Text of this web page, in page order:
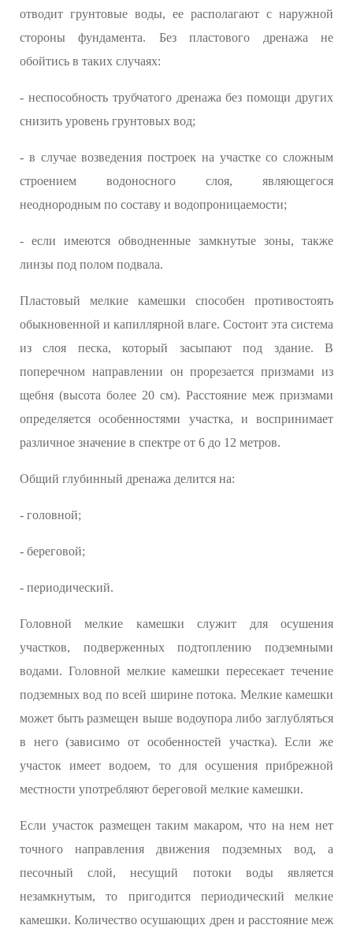
отводит грунтовые воды, ее располагают с наружной
стороны фундамента. Без пластового дренажа не
обойтись в таких случаях:
- неспособность трубчатого дренажа без помощи других
снизить уровень грунтовых вод;
- в случае возведения построек на участке со сложным
строением водоносного слоя, являющегося
неоднородным по составу и водопроницаемости;
- если имеются обводненные замкнутые зоны, также
линзы под полом подвала.
Пластовый мелкие камешки способен противостоять
обыкновенной и капиллярной влаге. Состоит эта система
из слоя песка, который засыпают под здание. В
поперечном направлении он прорезается призмами из
щебня (высота более 20 см). Расстояние меж призмами
определяется особенностями участка, и воспринимает
различное значение в спектре от 6 до 12 метров.
Общий глубинный дренажа делится на:
- головной;
- береговой;
- периодический.
Головной мелкие камешки служит для осушения
участков, подверженных подтоплению подземными
водами. Головной мелкие камешки пересекает течение
подземных вод по всей ширине потока. Мелкие камешки
может быть размещен выше водоупора либо заглубляться
в него (зависимо от особенностей участка). Если же
участок имеет водоем, то для осушения прибрежной
местности употребляют береговой мелкие камешки.
Если участок размещен таким макаром, что на нем нет
точного направления движения подземных вод, а
песочный слой, несущий потоки воды является
незамкнутым, то пригодится периодический мелкие
камешки. Количество осушающих дрен и расстояние меж